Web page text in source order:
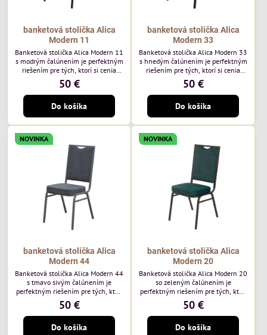
banketová stolička Alica
Modern 11
Banketová stolička Alica Modern 11
s modrým čalúnením je perfektným
riešením pre tých, ktorí si cenia
vysokú kvalitu a jedinečný dizajn.
Stolička je výnimočná použitím
vysoko kvalitného modrého
čalúnenia Mossa 79 od poľského
výrobcu Davis ktorého látka má
hmotnosť 325 g/m², čo zaručuje
výnimočnú odolnosť a pohodlie.
Okrem toho je látka vybavená
technológiou Easy-Clean, vďaka
ktorej sa ľahko...
50 €
Do košíka
banketová stolička Alica
Modern 33
Banketová stolička Alica Modern 33
s hnedým čalúnením je perfektným
riešením pre tých, ktorí si cenia
vysokú kvalitu a jedinečný dizajn.
Stolička je výnimočná použitím
vysoko kvalitného hnedého
čalúnenia Mossa 29 od poľského
výrobcu Davis ktorého látka má
hmotnosť 325 g/m², čo zaručuje
výnimočnú odolnosť a pohodlie.
Okrem toho je látka vybavená
technológiou Easy-Clean, vďaka
ktorej sa ľahko...
50 €
Do košíka
NOVINKA
banketová stolička Alica
Modern 44
Banketová stolička Alica Modern 44
s tmavo sivým čalúnením je
perfektným riešením pre tých, ktorí
si cenia vysokú kvalitu a jedinečný
dizajn. Stolička je výnimočná
použitím vysoko kvalitného tmavo
sivého zamatového čalúnenia od
50 €
Do košíka
NOVINKA
banketová stolička Alica
Modern 20
Banketová stolička Alica Modern 20
so zeleným čalúnením je
perfektným riešením pre tých, ktorí
si cenia vysokú kvalitu a jedinečný
dizajn. Stolička je výnimočná
použitím vysoko kvalitného tmavo
zeleného zamatového čalúnenia od
50 €
Do košíka